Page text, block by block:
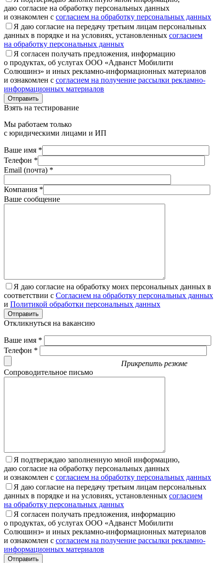
даю согласие на обработку персональных данных
и ознакомлен с согласием на обработку персональных данных
Я даю согласие на передачу третьим лицам персональных
данных в порядке и на условиях, установленных согласием
на обработку персональных данных
Я согласен получать предложения, информацию
о продуктах, об услугах ООО «Адванст Мобилити
Солюшинз» и иных рекламно-информационных материалов
и ознакомлен с согласием на получение рассылки рекламно-
информационных материалов
Отправить
Взять на тестирование
Мы работаем только
с юридическими лицами и ИП
Ваше имя *
Телефон *
Email (почта) *
Компания *
Ваше сообщение
Я даю согласие на обработку моих персональных данных в
соответствии с Согласием на обработку персональных данных
и Политикой обработки персональных данных
Отправить
Откликнуться на вакансию
Ваше имя *
Телефон *
Прикрепить резюме
Сопроводительное письмо
Я подтверждаю заполненную мной информацию,
даю согласие на обработку персональных данных
и ознакомлен с согласием на обработку персональных данных
Я даю согласие на передачу третьим лицам персональных
данных в порядке и на условиях, установленных согласием
на обработку персональных данных
Я согласен получать предложения, информацию
о продуктах, об услугах ООО «Адванст Мобилити
Солюшинз» и иных рекламно-информационных материалов
и ознакомлен с согласием на получение рассылки рекламно-
информационных материалов
Отправить